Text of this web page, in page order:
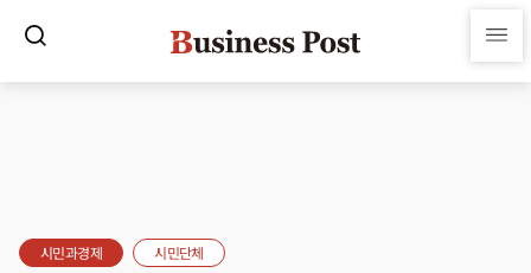
시민과경제 시민단체